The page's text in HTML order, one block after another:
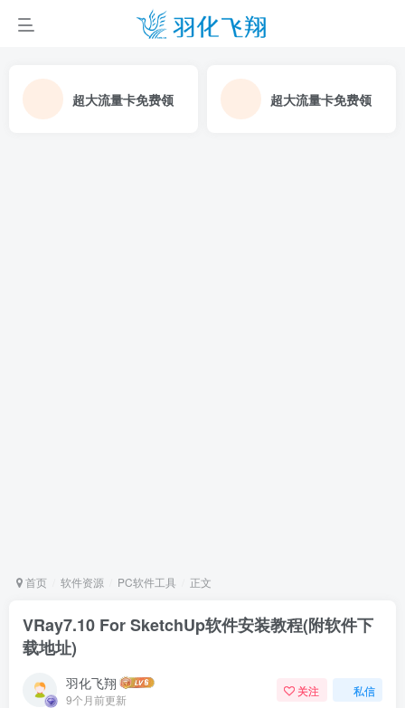
超大流量卡免费领 超大流量卡免费领
首页 软件资源 PC软件工具 正文
VRay7.10 For SketchUp软件安装教程(附软件下
载地址)
羽化飞翔
9个月前更新
关注 私信